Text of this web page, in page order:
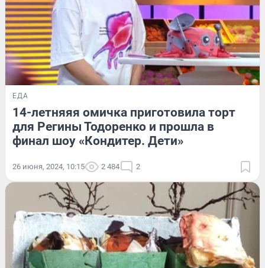
ЕДА
14-летняяя омичка приготовила торт
для Регины Тодоренко и прошла в
финал шоу «Кондитер. Дети»
26 июня, 2024, 10:15 2 484 2